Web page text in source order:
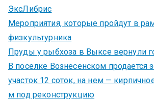
ЭксЛибрис
Мероприятия, которые пройдут в
физкультурника
Пруды у рыбхоза в Выксе вернули
В поселке Вознесенском продается
участок 12 соток, на нем —
м под реконструкцию